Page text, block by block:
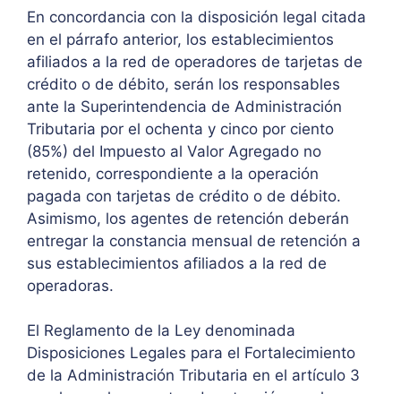
En concordancia con la disposición legal citada
en el párrafo anterior, los establecimientos
afiliados a la red de operadores de tarjetas de
crédito o de débito, serán los responsables
ante la Superintendencia de Administración
Tributaria por el ochenta y cinco por ciento
(85%) del Impuesto al Valor Agregado no
retenido, correspondiente a la operación
pagada con tarjetas de crédito o de débito.
Asimismo, los agentes de retención deberán
entregar la constancia mensual de retención a
sus establecimientos afiliados a la red de
operadoras.
El Reglamento de la Ley denominada
Disposiciones Legales para el Fortalecimiento
de la Administración Tributaria en el artículo 3